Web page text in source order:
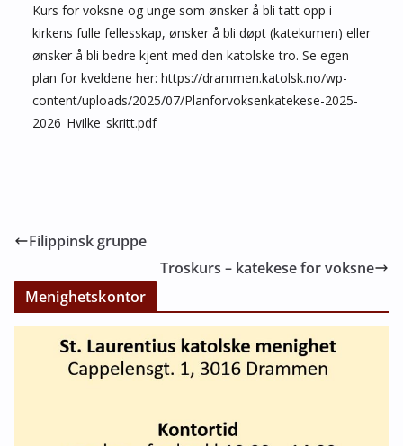
Kurs for voksne og unge som ønsker å bli tatt opp i
kirkens fulle fellesskap, ønsker å bli døpt (katekumen) eller
ønsker å bli bedre kjent med den katolske tro. Se egen
plan for kveldene her: https://drammen.katolsk.no/wp-
content/uploads/2025/07/Planforvoksenkatekese-2025-
2026_Hvilke_skritt.pdf
Filippinsk gruppe
Troskurs – katekese for voksne
Menighetskontor